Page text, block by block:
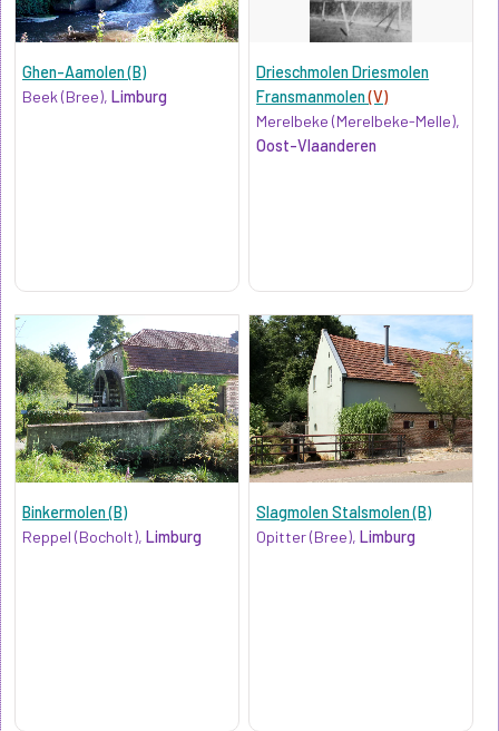
Ghen-Aamolen (B)
Beek (Bree), Limburg
Drieschmolen Driesmolen
Fransmanmolen(V)
Merelbeke (Merelbeke-Melle),
Oost-Vlaanderen
Binkermolen (B)
Reppel (Bocholt), Limburg
Slagmolen Stalsmolen (B)
Opitter (Bree),Limburg